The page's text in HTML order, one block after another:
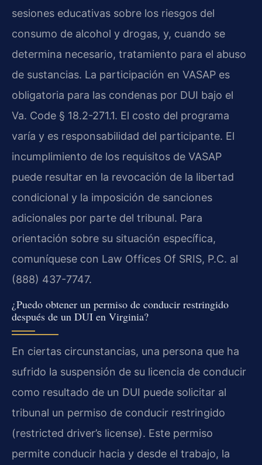
sesiones educativas sobre los riesgos del
consumo de alcohol y drogas, y, cuando se
determina necesario, tratamiento para el abuso
de sustancias. La participación en VASAP es
obligatoria para las condenas por DUI bajo el
Va. Code § 18.2-271.1. El costo del programa
varía y es responsabilidad del participante. El
incumplimiento de los requisitos de VASAP
puede resultar en la revocación de la libertad
condicional y la imposición de sanciones
adicionales por parte del tribunal. Para
orientación sobre su situación específica,
comuníquese con Law Offices Of SRIS, P.C. al
(888) 437-7747.
¿Puedo obtener un permiso de conducir restringido
después de un DUI en Virginia?
En ciertas circunstancias, una persona que ha
sufrido la suspensión de su licencia de conducir
como resultado de un DUI puede solicitar al
tribunal un permiso de conducir restringido
(restricted driver’s license). Este permiso
permite conducir hacia y desde el trabajo, la